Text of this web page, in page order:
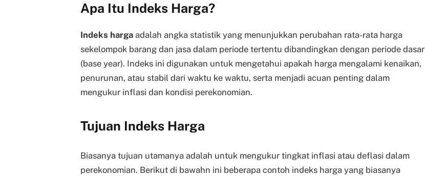
Apa Itu Indeks Harga?
Indeks harga adalah angka statistik yang menunjukkan perubahan rata-rata harga
sekelompok barang dan jasa dalam periode tertentu dibandingkan dengan periode dasar
(base year). Indeks ini digunakan untuk mengetahui apakah harga mengalami kenaikan,
penurunan, atau stabil dari waktu ke waktu, serta menjadi acuan penting dalam
mengukur inflasi dan kondisi perekonomian.
Tujuan Indeks Harga
Biasanya tujuan utamanya adalah untuk mengukur tingkat inflasi atau deflasi dalam
perekonomian. Berikut di bawahn ini beberapa contoh indeks harga yang biasanya